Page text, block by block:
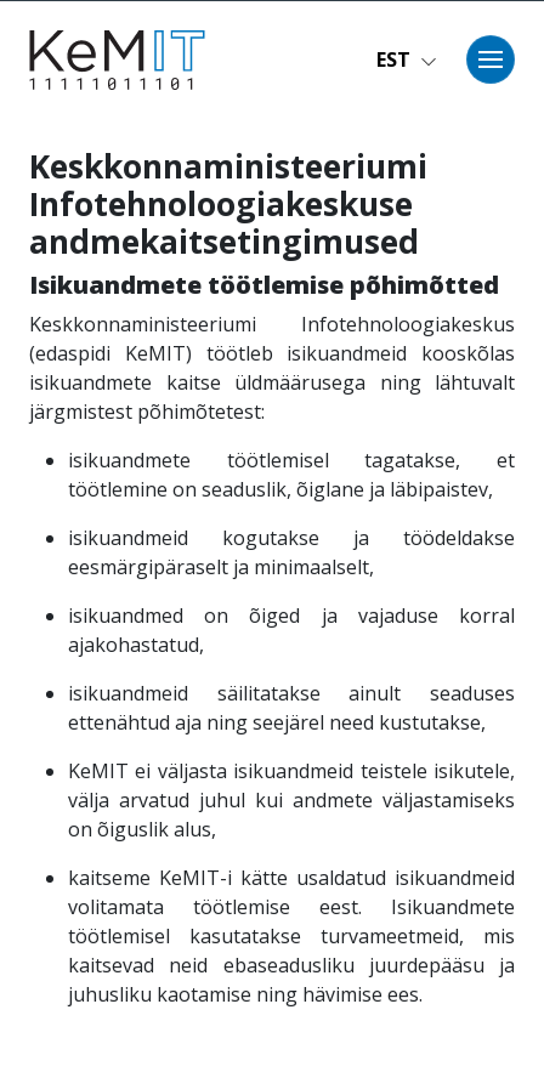
EST
Keskkonnaministeeriumi
Infotehnoloogiakeskuse
andmekaitsetingimused
Isikuandmete töötlemise põhimõtted
Keskkonnaministeeriumi Infotehnoloogiakeskus
(edaspidi KeMIT) töötleb isikuandmeid kooskõlas
isikuandmete kaitse üldmäärusega ning lähtuvalt
järgmistest põhimõtetest:
isikuandmete töötlemisel tagatakse, et
töötlemine on seaduslik, õiglane ja läbipaistev,
isikuandmeid kogutakse ja töödeldakse
eesmärgipäraselt ja minimaalselt,
isikuandmed on õiged ja vajaduse korral
ajakohastatud,
isikuandmeid säilitatakse ainult seaduses
ettenähtud aja ning seejärel need kustutakse,
KeMIT ei väljasta isikuandmeid teistele isikutele,
välja arvatud juhul kui andmete väljastamiseks
on õiguslik alus,
kaitseme KeMIT-i kätte usaldatud isikuandmeid
volitamata töötlemise eest. Isikuandmete
töötlemisel kasutatakse turvameetmeid, mis
kaitsevad neid ebaseadusliku juurdepääsu ja
juhusliku kaotamise ning hävimise ees.